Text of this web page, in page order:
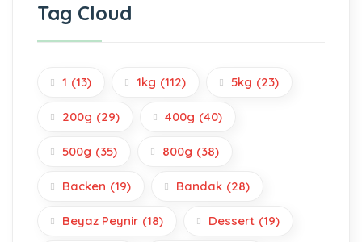
Tag Cloud
1 (13) 1kg (112) 5kg (23)
200g (29) 400g (40)
500g (35) 800g (38)
Backen (19) Bandak (28)
Beyaz Peynir (18) Dessert (19)